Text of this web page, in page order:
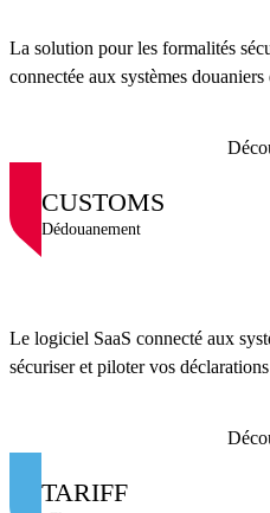
La solution pour les formalités
connectée aux systèmes
CUSTOMS
Dédouanement
Le logiciel SaaS connecté aux
sécuriser et piloter vos
TARIFF